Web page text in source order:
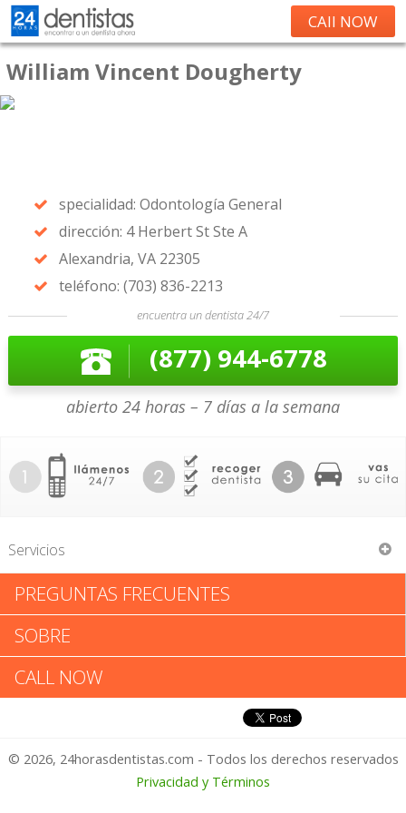
CAll NOW
William Vincent Dougherty
specialidad: Odontología General
dirección: 4 Herbert St Ste A
Alexandria, VA 22305
teléfono: (703) 836-2213
encuentra un dentista 24/7
(877) 944-6778
abierto 24 horas – 7 días a la semana
Servicios
William Vincent Dougherty
William Vincent Dougherty:
Califica tu Experiencia
1 – No Feliz
PREGUNTAS FRECUENTES
SOBRE
CALL NOW
© 2026, 24horasdentistas.com - Todos los derechos reservados
Privacidad y Términos